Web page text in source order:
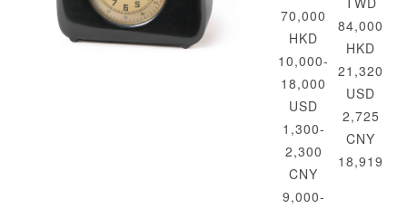
70,000
HKD
10,000-
18,000
USD
1,300-
2,300
CNY
9,000-
84,000
HKD
21,320
USD
2,725
CNY
18,919